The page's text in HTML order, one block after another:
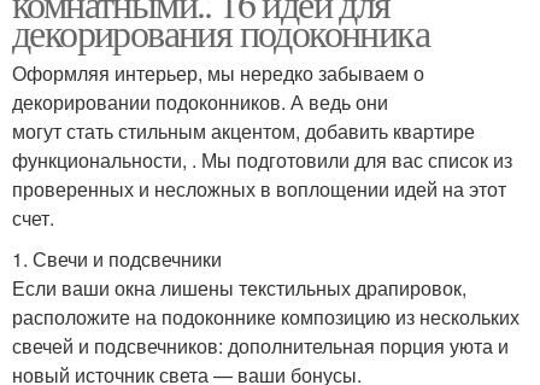
декорирования подоконника
Оформляя интерьер, мы нередко забываем о
декорировании подоконников. А ведь они
могут стать стильным акцентом, добавить квартире
функциональности, . Мы подготовили для вас список из
проверенных и несложных в воплощении идей на этот
счет.
1. Свечи и подсвечники
Если ваши окна лишены текстильных драпировок,
расположите на подоконнике композицию из нескольких
свечей и подсвечников: дополнительная порция уюта и
новый источник света — ваши бонусы.